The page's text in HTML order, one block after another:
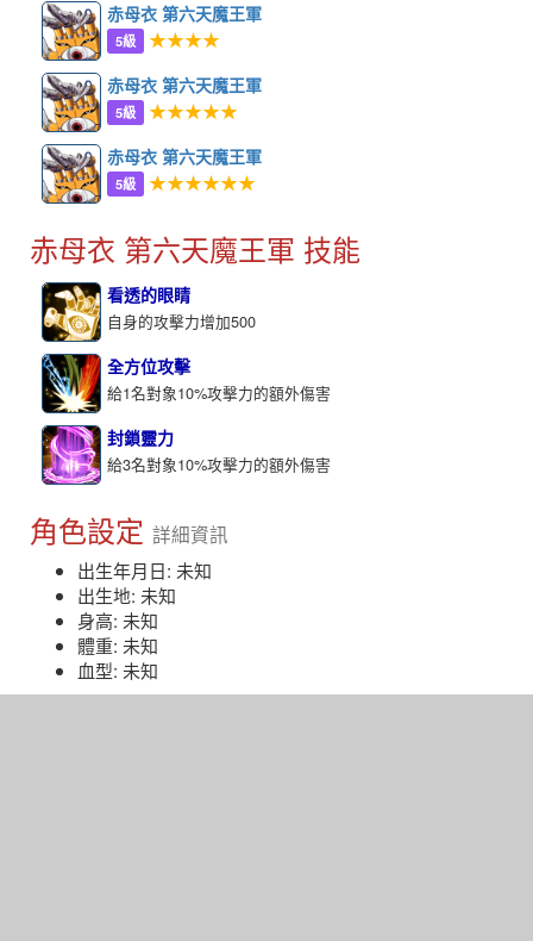
赤母衣 第六天魔王軍
5級 ★★★★
赤母衣 第六天魔王軍
5級 ★★★★★
赤母衣 第六天魔王軍
5級 ★★★★★★
赤母衣 第六天魔王軍 技能
看透的眼睛
自身的攻擊力增加500
全方位攻擊
給1名對象10%攻擊力的額外傷害
封鎖靈力
給3名對象10%攻擊力的額外傷害
角色設定 詳細資訊
出生年月日: 未知
出生地: 未知
身高: 未知
體重: 未知
血型: 未知